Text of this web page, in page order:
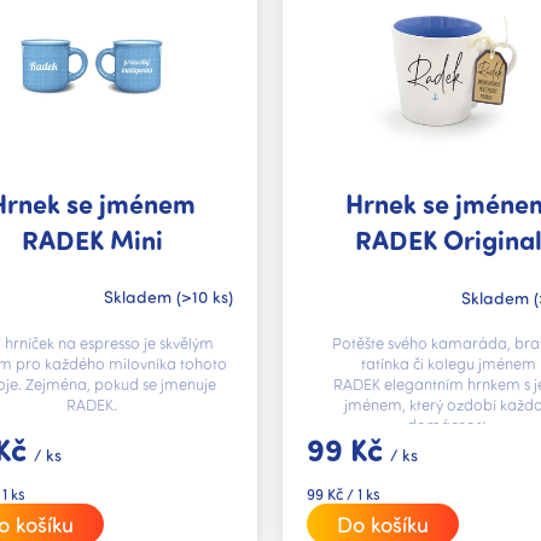
se jménem
RADEK Mini
Skladem (>10 ks)
/ ks
ks
košíku
na espresso je skvělým
pro každého milovníka tohoto
Zejména, pokud se jmenuje
RADEK.
Hrnek se
RADEK Original
Skladem
99 Kč / ks
Měrná
cena:
99 Kč / 1 ks
Do košíku
Potěšte svého kamaráda,
tatínka či kolegu jménem
RADEK elegantním hrnkem s
jménem, který ozdobí
domácnost.